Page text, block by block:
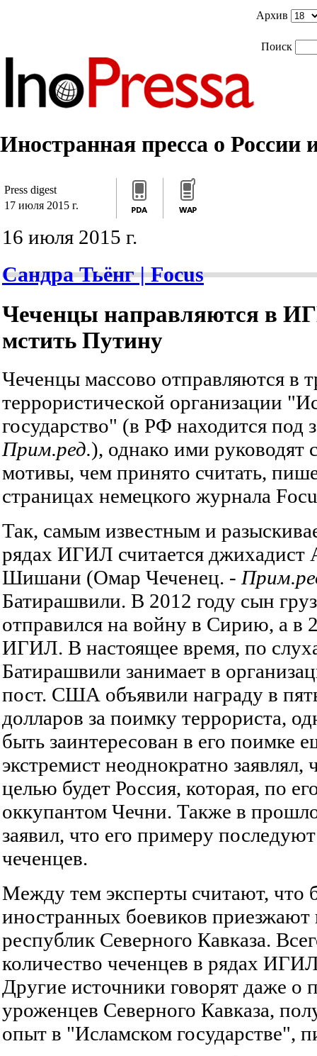
Архив
Поиск
Иностранная пресса о России
Press digest
17 июля 2015 г.
16 июля 2015 г.
Сандра Тьёнг | Focus
Чеченцы направляются в
мстить Путину
Чеченцы массово отправляются в
террористической организации
государство" (в РФ находится под
Прим.ред.), однако ими руководят
мотивы, чем принято считать,
страницах немецкого журнала
Так, самым известным и
рядах ИГИЛ считается джихадист
Шишани (Омар Чеченец. -
Батирашвили. В 2012 году сын
отправился на войну в Сирию, а в
ИГИЛ. В настоящее время, по
Батирашвили занимает в
пост. США объявили награду в
долларов за поимку террориста,
быть заинтересован в его поимке
экстремист неоднократно
целью будет Россия, которая, по
оккупантом Чечни. Также в
заявил, что его примеру
чеченцев.
Между тем эксперты считают, что
иностранных боевиков
республик Северного Кавказа.
количество чеченцев в рядах
Другие источники говорят даже о
уроженцев Северного Кавказа,
опыт в "Исламском государстве",